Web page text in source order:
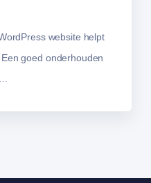
website helpt
goed onderhouden